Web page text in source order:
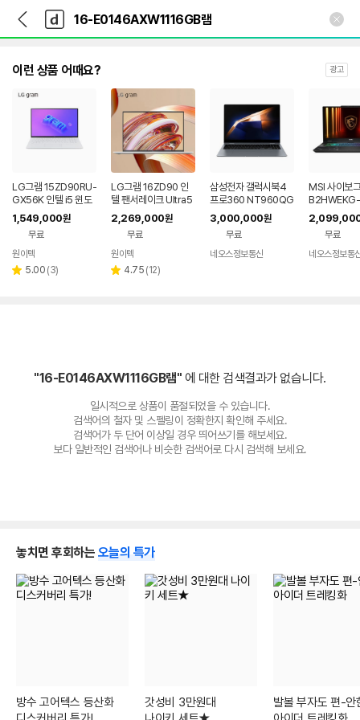
다
나
와
가
다
와
인
이런 상품 어때요? 광고
LG그램 15ZD90RU-
GX56K 인텔 i5 윈도
우11 16GB 256GB
인강용 업무용 가벼운
노트북
1,549,000원
무료
원이텍
별 5.00 리
(3)
LG그램 16ZD90 인
텔 팬서레이크 Ultra5
WIN11 16GB 256G
B 인강용 업무용 대학
생 한컴 노트북
2,269,000원
무료
원이텍
별 4.75 리
(12)
삼성전자 갤럭시북4
프로360 NT960QG
K-K71A 윈11 16GB
SSD 512GB
3,000,000원
무료
네오스정보통신
MSI 사이보
5050
2TB
무료
네오스정보통
"16-E0146AXW1116GB램" 에 대한 검색결과가 없습니다.
일시적으로 상품이 품절되었을 수 있습니다.
검색어의 철자 및 스펠링이 정확한지 확인해 주세요.
검색어가 두 단어 이상일 경우 띄어쓰기를 해보세요.
보다 일반적인 검색어나 비슷한 검색어로 다시 검색해 보세요.
놓치면 후회하는 오늘의 특가
방수 고어텍스 등산화
갓성비 3만원대
발볼 부자도 편-안